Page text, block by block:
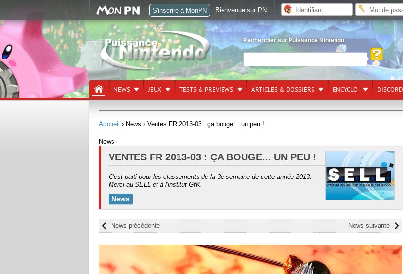
Rechercher sur Puissance Nintendo
NEWS JEUX TESTS & PREVIEWS ARTICLES & DOSSIERS ENCYCLO. DISCORD
Accueil › News › Ventes FR 2013-03 : ça bouge... un peu !
News
VENTES FR 2013-03 : ÇA BOUGE... UN PEU !
C'est parti pour les classements de la 3e semaine de cette année 2013.
Merci au SELL et à l'institut GfK.
News
News suivante
News précédente
S'inscrire à MonPN Bienvenue sur PN